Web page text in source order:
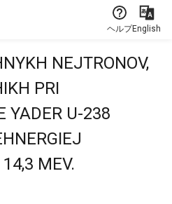
ヘルプEnglish
NEJTRONOV,
PRI
YADER U-238
MEV.